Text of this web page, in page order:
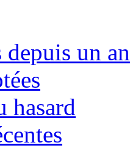
depuis un an
hasard